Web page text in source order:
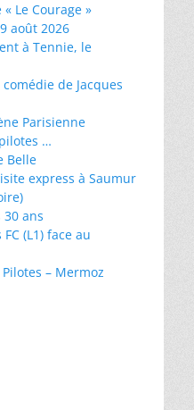
Le Courage »
août 2026
à Tennie, le
comédie de Jacques
Parisienne
…
Belle
express à Saumur
30 ans
(L1) face au
– Mermoz